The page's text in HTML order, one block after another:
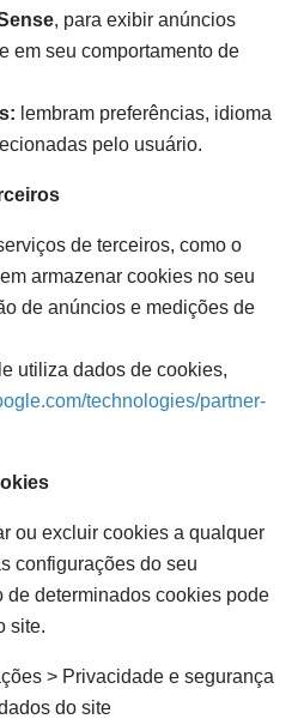
, para exibir anúncios
em seu comportamento de
lembram preferências, idioma
pelo usuário.
de terceiros, como o
armazenar cookies no seu
de anúncios e medições de
utiliza dados de cookies,
technologies/partner-
ou excluir cookies a qualquer
configurações do seu
de determinados cookies pode
site.
> Privacidade e segurança
do site